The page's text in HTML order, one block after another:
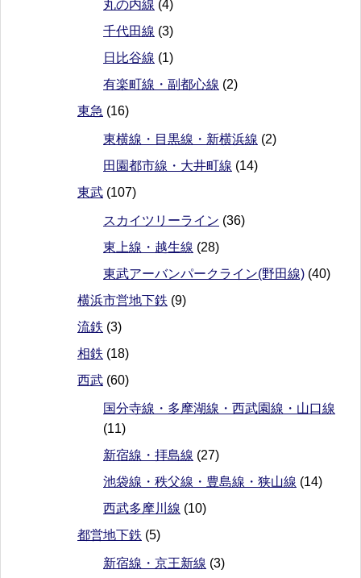
丸の内線 (4)
千代田線 (3)
日比谷線 (1)
有楽町線・副都心線 (2)
東急 (16)
東横線・目黒線・新横浜線 (2)
田園都市線・大井町線 (14)
東武 (107)
スカイツリーライン (36)
東上線・越生線 (28)
東武アーバンパークライン(野田線) (40)
横浜市営地下鉄 (9)
流鉄 (3)
相鉄 (18)
西武 (60)
国分寺線・多摩湖線・西武園線・山口線
(11)
新宿線・拝島線 (27)
池袋線・秩父線・豊島線・狭山線 (14)
西武多摩川線 (10)
都営地下鉄 (5)
新宿線・京王新線 (3)